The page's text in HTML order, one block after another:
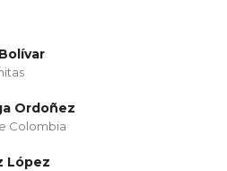
Ordoñez
Colombia
López